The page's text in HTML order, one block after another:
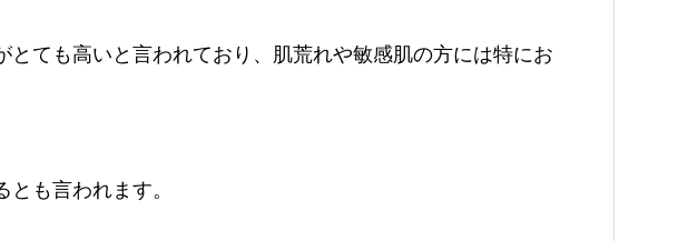
とても高いと言われており、肌荒れや敏感肌の方には特にお
も言われます。